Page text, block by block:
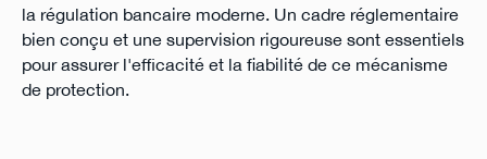
la régulation bancaire moderne. Un cadre réglementaire
bien conçu et une supervision rigoureuse sont essentiels
pour assurer l'efficacité et la fiabilité de ce mécanisme
de protection.